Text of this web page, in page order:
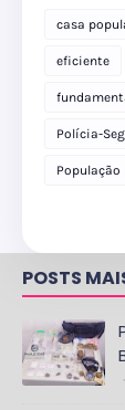
casa
eficiente
Polícia-
delegacia
População
POSTS